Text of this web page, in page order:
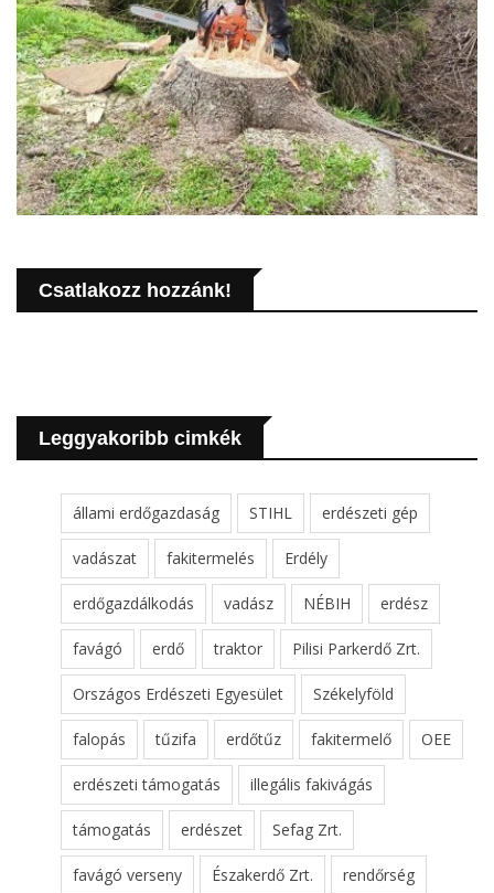
Csatlakozz hozzánk!
Leggyakoribb cimkék
állami erdőgazdaság STIHL erdészeti gép
vadászat fakitermelés Erdély
erdőgazdálkodás vadász NÉBIH erdész
favágó erdő traktor Pilisi Parkerdő Zrt.
Országos Erdészeti Egyesület Székelyföld
falopás tűzifa erdőtűz fakitermelő OEE
erdészeti támogatás illegális fakivágás
támogatás erdészet Sefag Zrt.
favágó verseny Északerdő Zrt. rendőrség